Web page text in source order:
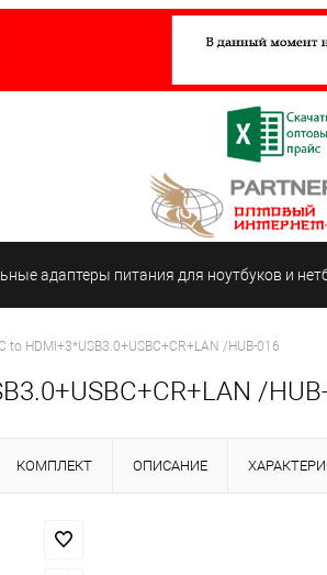
адаптеры питания для ноутбуков и
to HDMI+3*USB3.0+USBC+CR+LAN /HUB-016
/
КОМПЛЕКТ ОПИСАНИЕ